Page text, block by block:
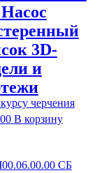
черчения
3D-
и
В корзину